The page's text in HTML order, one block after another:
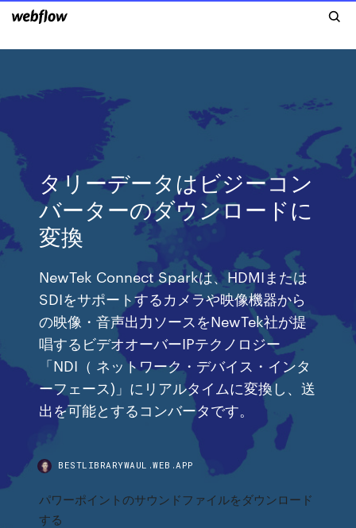
タリーデータはビジーコン
バーターのダウンロードに
変換
NewTek Connect Sparkは、HDMIまたは
SDIをサポートするカメラや映像機器から
の映像・音声出力ソースをNewTek社が提
唱するビデオオーバーIPテクノロジー
「NDI（ ネットワーク・デバイス・インタ
ーフェース)」にリアルタイムに変換し、送
出を可能とするコンバータです。
BESTLIBRARYWAUL.WEB.APP
パワーポイントのサウンドファイルをダウンロード
する